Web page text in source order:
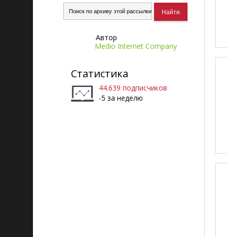
Автор
Medio Internet Company
Статистика
44.639 подписчиков
-5 за неделю